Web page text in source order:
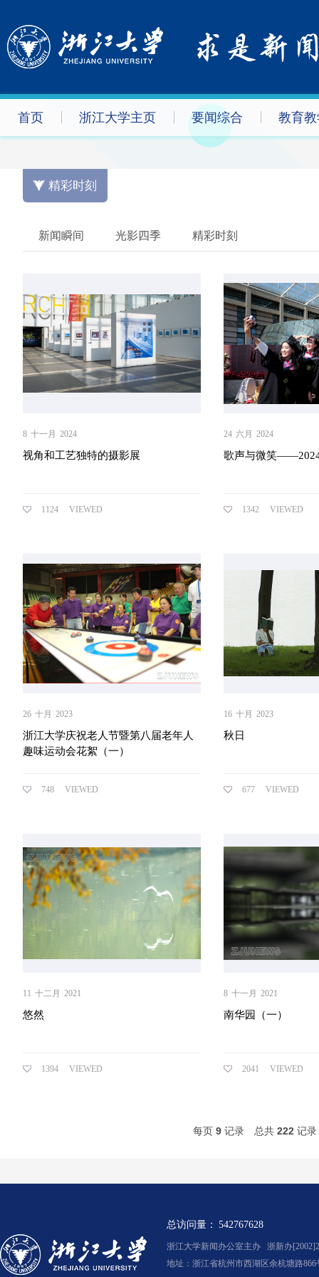
首页 浙江大学主页 要闻综合 教育
精彩时刻
新闻瞬间 光影四季 精彩时刻
8 十一月 2024
视角和工艺独特的摄影展
1124 VIEWED
24 六月 2024
歌声与微笑
1342 VIEWED
26 十月 2023
浙江大学庆祝老人节暨第八届老年人
趣味运动会花絮（一）
748 VIEWED
16 十月 2023
秋日
677 VIEWED
11 十二月 2021
悠然
1394 VIEWED
8 十一月 2021
南华园（一）
2041 VIEWED
每页 9 记录 总共 222 记录
总访问量： 542767628
浙江大学新闻办公室主办 浙新办
地址：浙江省杭州市西湖区余杭塘路